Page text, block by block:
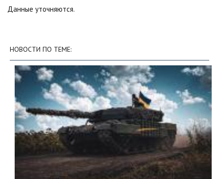
Данные уточняются.
НОВОСТИ ПО ТЕМЕ: